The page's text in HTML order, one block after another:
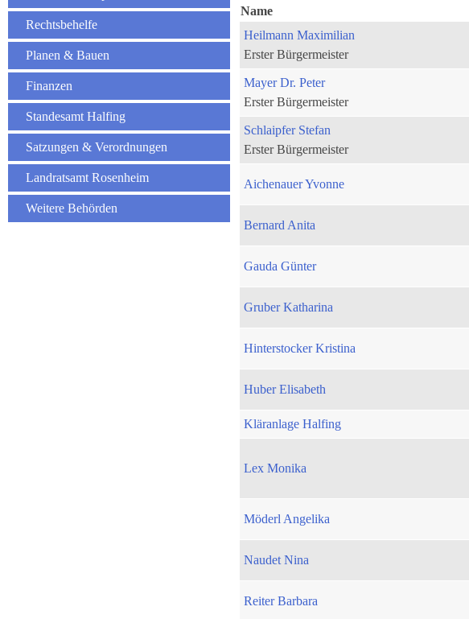
Rechtsbehelfe
Planen & Bauen
Finanzen
Standesamt Halfing
Satzungen & Verordnungen
Landratsamt Rosenheim
Weitere Behörden
Name
Heilmann Maximilian
Erster Bürgermeister
Mayer Dr. Peter
Erster Bürgermeister
Schlaipfer Stefan
Erster Bürgermeister
Aichenauer Yvonne
Bernard Anita
Gauda Günter
Gruber Katharina
Hinterstocker Kristina
Huber Elisabeth
Kläranlage Halfing
Lex Monika
Möderl Angelika
Naudet Nina
Reiter Barbara